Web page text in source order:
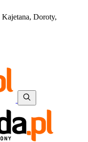
Kajetana, Doroty,